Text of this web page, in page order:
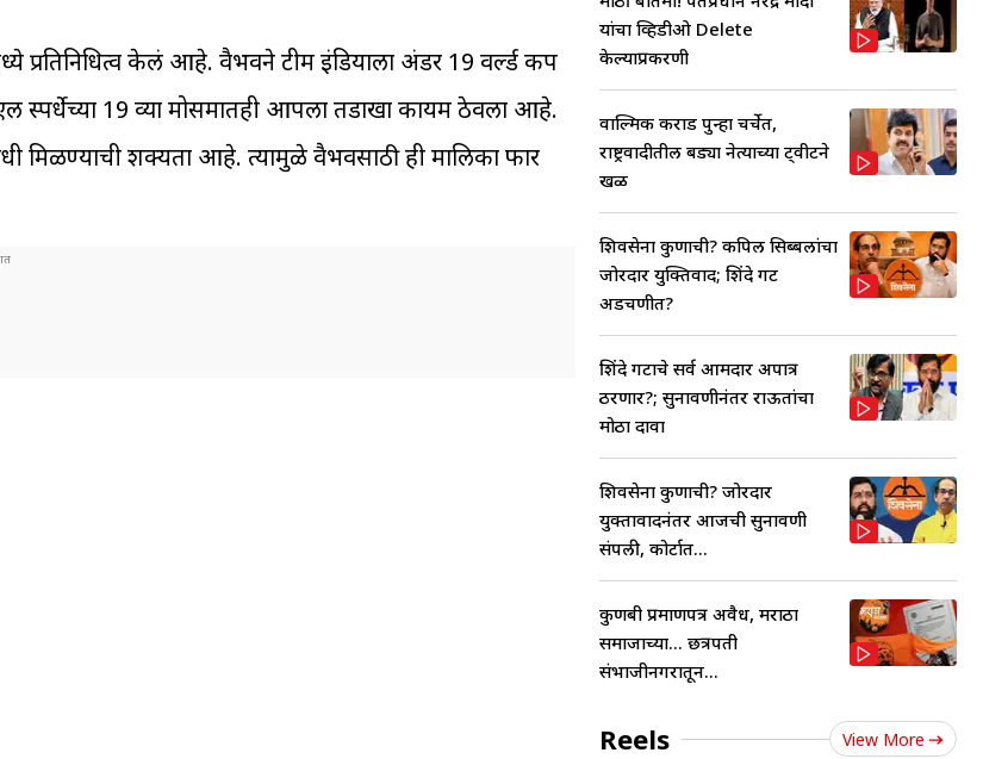
प्रतिनिधित्व केलं आहे. वैभवने टीम इंडियाला अंडर 19 वर्ल्ड कप
19 व्या मोसमातही आपला तडाखा कायम ठेवला आहे.
मिळण्याची शक्यता आहे. त्यामुळे वैभवसाठी ही मालिका फार
यांचा व्हिडीओ Delete
केल्याप्रकरणी
वाल्मिक कराड पुन्हा चर्चेत,
राष्ट्रवादीतील बड्या नेत्याच्या ट्वीटने
खळ
शिवसेना कुणाची? कपिल सिब्बलांचा
जोरदार युक्तिवाद; शिंदे गट
अडचणीत?
शिंदे गटाचे सर्व आमदार अपात्र
ठरणार?; सुनावणीनंतर राऊतांचा
मोठा दावा
शिवसेना कुणाची? जोरदार
युक्तावादनंतर आजची सुनावणी
संपली, कोर्टात...
कुणबी प्रमाणपत्र अवैध, मराठा
समाजाच्या... छत्रपती
संभाजीनगरातून...
Reels View More